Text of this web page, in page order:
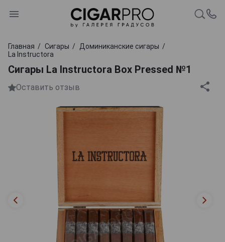
Главная Сигары
Доминиканские сигары
La Instructora
Сигары La Instructora Box Pressed №1
Оставить отзыв